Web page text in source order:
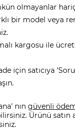
olmayanlar
bir model veya
kargosu ile
için satıcıya
nın güvenli
Ürünü satın